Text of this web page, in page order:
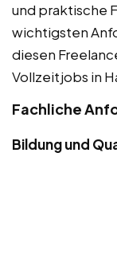
und praktische
wichtigsten
diesen
Vollzeitjobs in
Fachliche
Bildung und